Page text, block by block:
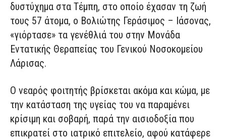
δυστύχημα στα Τέμπη, στο οποίο έχασαν τη ζωή
τους 57 άτομα, ο Βολιώτης Γεράσιμος – Ιάσονας,
«γιόρτασε» τα γενέθλιά του στην Μονάδα
Εντατικής Θεραπείας του Γενικού Νοσοκομείου
Λάρισας.
Ο νεαρός φοιτητής βρίσκεται ακόμα και κώμα, με
την κατάσταση της υγείας του να παραμένει
κρίσιμη και σοβαρή, παρά την αισιοδοξία που
επικρατεί στο ιατρικό επιτελείο, αφού κατάφερε